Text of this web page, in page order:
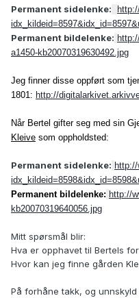
Permanent sidelenke:
Permanent bildelenke:
a1450-kb20070319630492.jpg
Jeg finner disse oppført som
1801: http://
Når Bertel gifter seg med sin
Kleive som oppholdsted:
Permanent sidelenke:
Permanent bildelenke: http://
kb20070319640056.jpg
Mitt spørsmål blir:
Hva er opphavet til Bertels
Hvor kan jeg finne gården
På forhåne takk, og